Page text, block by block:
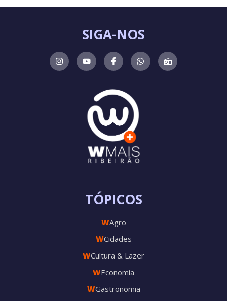
TÓPICOS
WAgro
WCidades
WCultura & Lazer
WEconomia
WGastronomia
SIGA-NOS